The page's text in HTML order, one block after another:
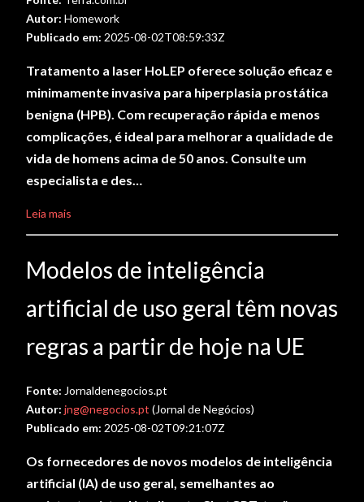
Autor: Homework
Publicado em: 2025-08-02T08:59:33Z
Tratamento a laser HoLEP oferece solução eficaz e
minimamente invasiva para hiperplasia prostática
benigna (HPB). Com recuperação rápida e menos
complicações, é ideal para melhorar a qualidade de
vida de homens acima de 50 anos. Consulte um
especialista e des…
Leia mais
Modelos de inteligência
artificial de uso geral têm novas
regras a partir de hoje na UE
Fonte: Jornaldenegocios.pt
Autor: jng@negocios.pt (Jornal de Negócios)
Publicado em: 2025-08-02T09:21:07Z
Os fornecedores de novos modelos de inteligência
artificial (IA) de uso geral, semelhantes ao